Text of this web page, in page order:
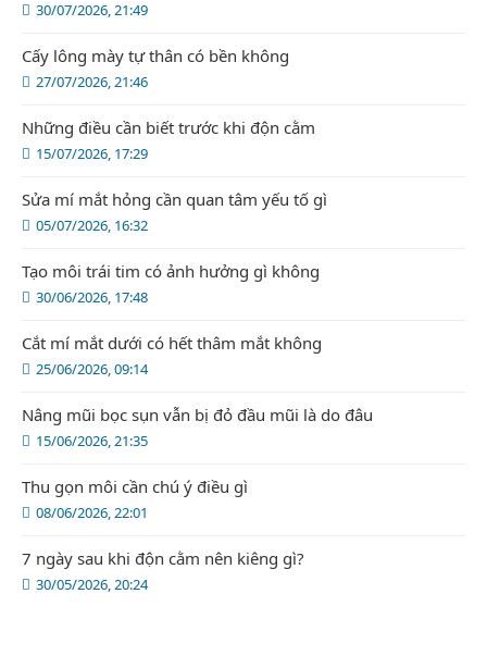
30/07/2026, 21:49
27/07/2026, 21:46
Cấy lông mày tự thân có bền không
15/07/2026, 17:29
Những điều cần biết trước khi độn cằm
05/07/2026, 16:32
Sửa mí mắt hỏng cần quan tâm yếu tố gì
30/06/2026, 17:48
Tạo môi trái tim có ảnh hưởng gì không
25/06/2026, 09:14
Cắt mí mắt dưới có hết thâm mắt không
15/06/2026, 21:35
Nâng mũi bọc sụn vẫn bị đỏ đầu mũi là do đâu
08/06/2026, 22:01
Thu gọn môi cần chú ý điều gì
30/05/2026, 20:24
7 ngày sau khi độn cằm nên kiêng gì?